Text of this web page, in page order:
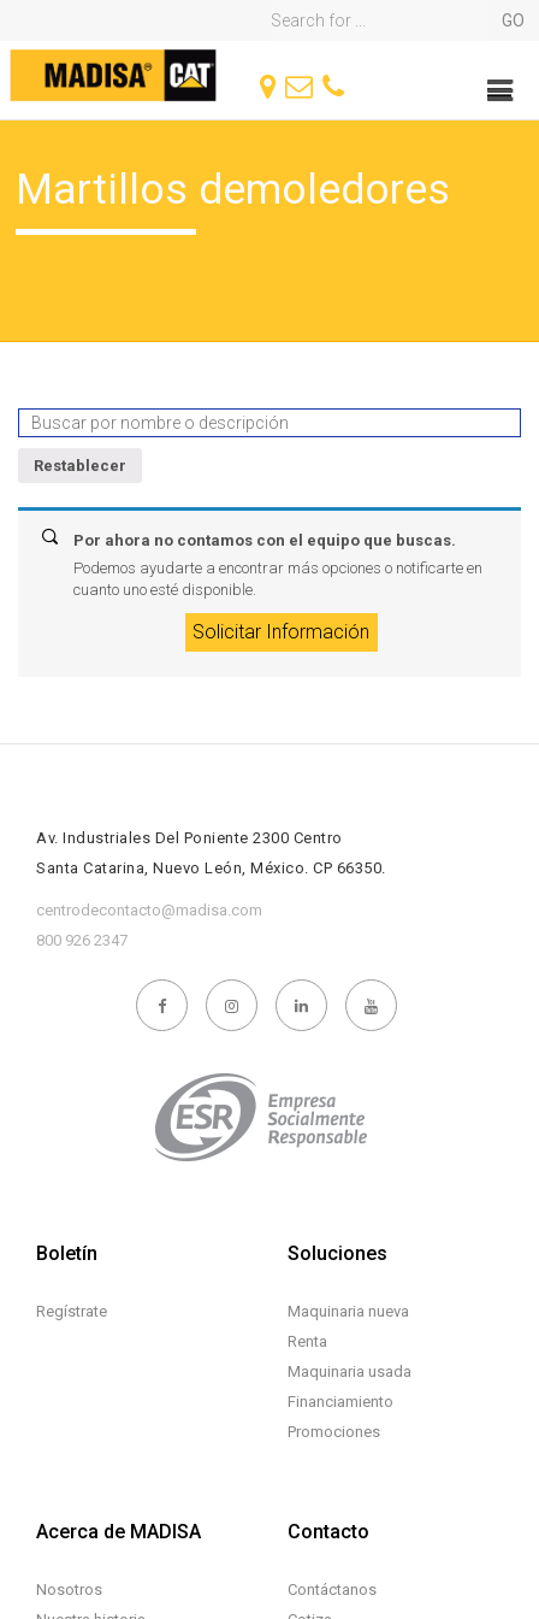
Martillos demoledores
Restablecer
Por ahora no contamos con el equipo que buscas.
Podemos ayudarte a encontrar más opciones o notificarte en
cuanto uno esté disponible.
Solicitar Información
Av. Industriales Del Poniente 2300 Centro
Santa Catarina, Nuevo León, México. CP 66350.
centrodecontacto@madisa.com
800 926 2347
Boletín
Regístrate
Soluciones
Maquinaria nueva
Renta
Maquinaria usada
Financiamiento
Promociones
Acerca de MADISA
Nosotros
Contacto
Contáctanos